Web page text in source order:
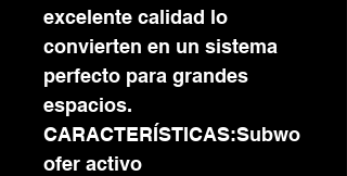
excelente calidad lo
convierten en un sistema
perfecto para grandes
espacios.
CARACTERÍSTICAS:Subwo
ofer activo